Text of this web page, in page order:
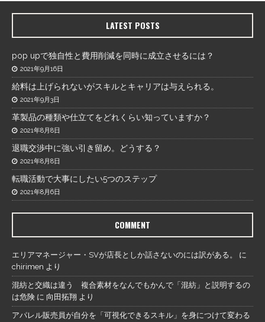
LATEST POSTS
pop upで独自性と費用削減を同時に成立させるには？
2021年9月16日
給料は上げられないがスキルとキャリアは与えられる。
2021年9月3日
革製品の種類や仕立てをどれくらい知っていますか？
2021年8月8日
退職交渉中に強い引き留め。どうする？
2021年8月8日
転職活動で大事にしたい5つのステップ
2021年8月6日
COMMENT
エリアマネージャー・SVが店長としか話さないのには訳がある。
に
chirimen より
混紡と交織は違う 複合素材をなんでもかんで「混紡」と説明するの
は危険 に 向田拓翔 より
アパレル販売員が自分を「可視化できるスキル」を身につけて変わる